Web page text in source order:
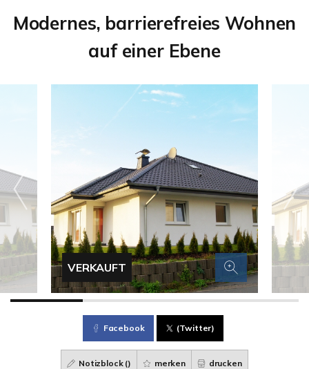
Modernes, barrierefreies Wohnen
auf einer Ebene
VERKAUFT
Facebook (Twitter)
Notizblock () merken drucken